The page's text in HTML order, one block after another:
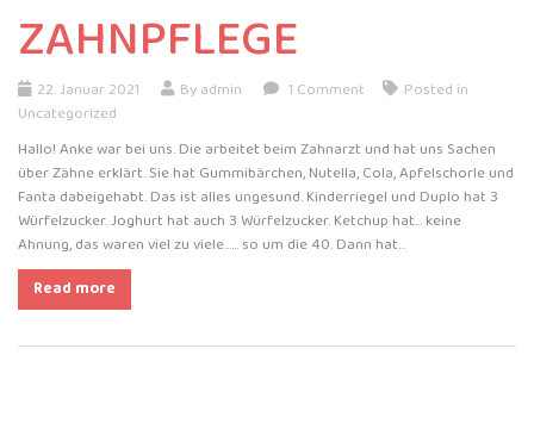
ZAHNPFLEGE
22. Januar 2021 By admin 1 Comment
Posted in
Uncategorized
Hallo! Anke war bei uns. Die arbeitet beim Zahnarzt und hat uns Sachen
über Zähne erklärt. Sie hat Gummibärchen, Nutella, Cola, Apfelschorle und
Fanta dabeigehabt. Das ist alles ungesund. Kinderriegel und Duplo hat 3
Würfelzucker. Joghurt hat auch 3 Würfelzucker. Ketchup hat… keine
Ahnung, das waren viel zu viele…… so um die 40. Dann hat…
Read more